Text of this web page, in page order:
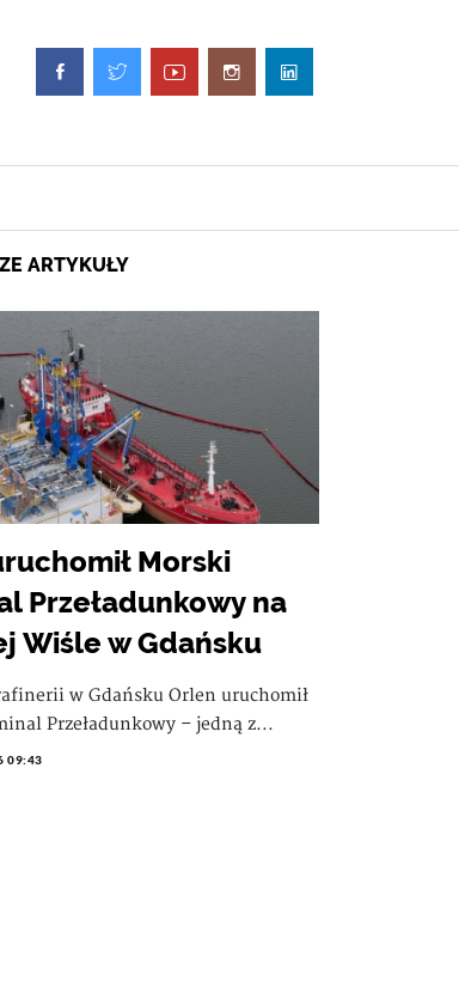
ARTYKUŁY
Morski
Przeładunkowy na
Wiśle w Gdańsku
w Gdańsku Orlen uruchomił
Przeładunkowy – jedną z...
09:43